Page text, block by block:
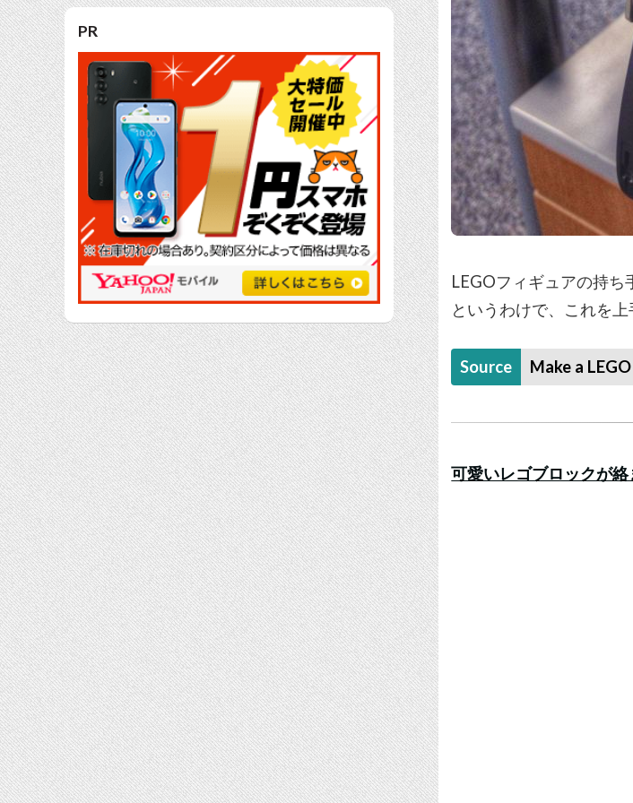
PR
LEGOフィギュアの持ち
というわけで、これを
Source Make a
可愛いレゴブロックが